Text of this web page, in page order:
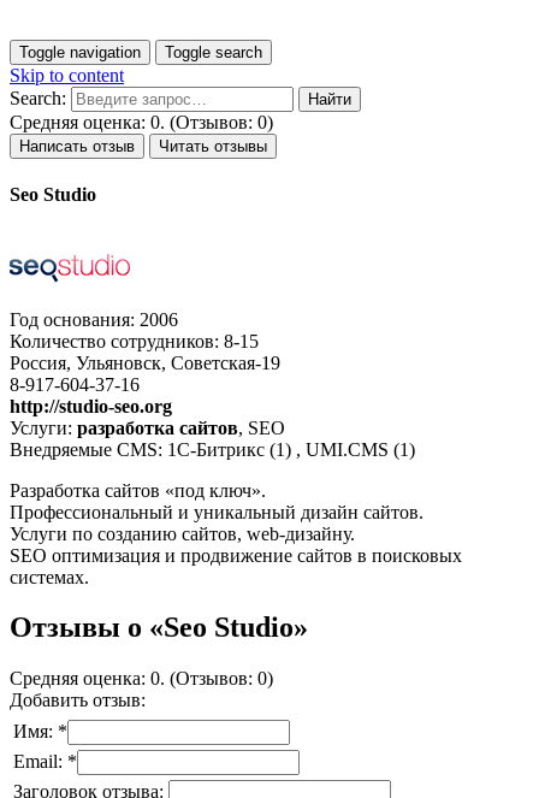
Toggle navigation Toggle search
Skip to content
Search:
Средняя оценка: 0. (Отзывов: 0)
Написать отзыв Читать отзывы
Seo Studio
Год основания: 2006
Количество сотрудников: 8-15
Россия, Ульяновск, Советская-19
8-917-604-37-16
http://studio-seo.org
Услуги: разработка сайтов, SEO
Внедряемые CMS: 1С-Битрикс (1) , UMI.CMS (1)
Разработка сайтов «под ключ».
Профессиональный и уникальный дизайн сайтов.
Услуги по созданию сайтов, web-дизайну.
SEO оптимизация и продвижение сайтов в поисковых
системах.
Отзывы о «Seo Studio»
Средняя оценка: 0. (Отзывов: 0)
Добавить отзыв:
Имя: *
Email: *
Заголовок отзыва: